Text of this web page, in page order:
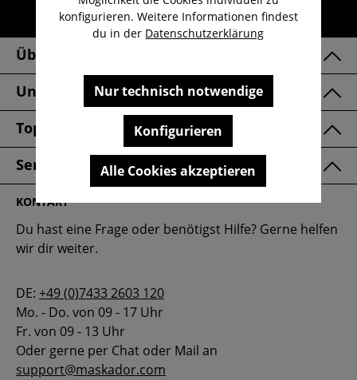
30 Tage kostenlose Retoure
Über Uns
Unsere Marken
Top Kategorien
Service & FAQ
KONTAKT
Du hast eine Frage oder benötigst Hilfe? Gerne helfen
wir dir weiter.
DE: +49 (0)7433 2603 120
Mo. - Do. von 09 - 17 Uhr
Fr. von 09 - 13 Uhr
Oder gerne per Chat oder Mail an
support@maskador.com
konfigurieren. Weitere Informationen findest
du in der Datenschutzerklärung
Nur technisch notwendige
Konfigurieren
Alle Cookies akzeptieren